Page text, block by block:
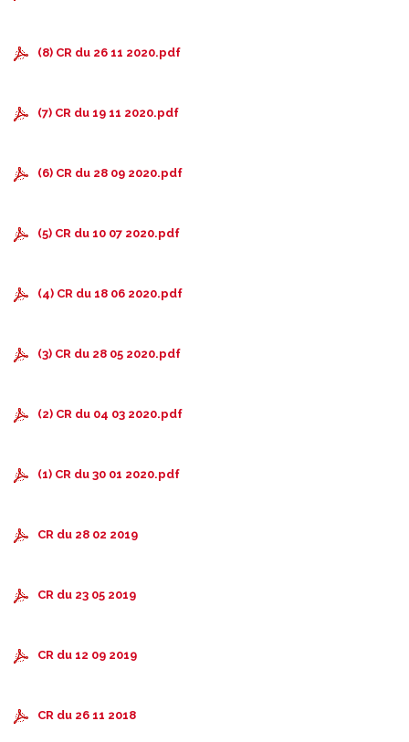
(8) CR du 26 11 2020.pdf
(7) CR du 19 11 2020.pdf
(6) CR du 28 09 2020.pdf
(5) CR du 10 07 2020.pdf
(4) CR du 18 06 2020.pdf
(3) CR du 28 05 2020.pdf
(2) CR du 04 03 2020.pdf
(1) CR du 30 01 2020.pdf
CR du 28 02 2019
CR du 23 05 2019
CR du 12 09 2019
CR du 26 11 2018